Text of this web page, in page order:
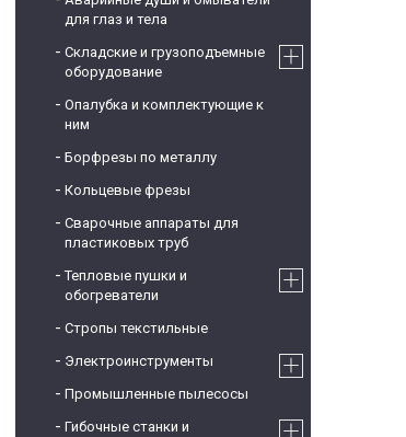
для глаз и тела
Складские и грузоподъемные
оборудование
Опалубка и комплектующие к
ним
Борфрезы по металлу
Кольцевые фрезы
Сварочные аппараты для
пластиковых труб
Тепловые пушки и
обогреватели
Стропы текстильные
Электроинструменты
Промышленные пылесосы
Гибочные станки и